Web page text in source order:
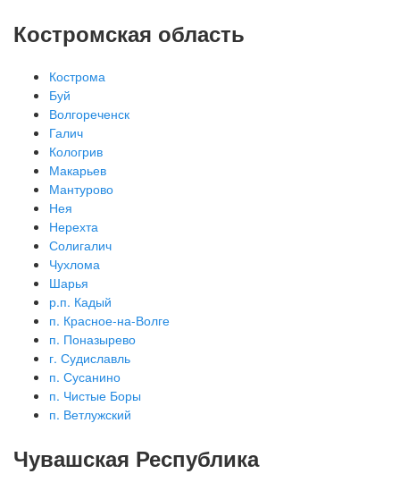
Костромская область
Кострома
Буй
Волгореченск
Галич
Кологрив
Макарьев
Мантурово
Нея
Нерехта
Солигалич
Чухлома
Шарья
р.п. Кадый
п. Красное-на-Волге
п. Поназырево
г. Судиславль
п. Сусанино
п. Чистые Боры
п. Ветлужский
Чувашская Республика